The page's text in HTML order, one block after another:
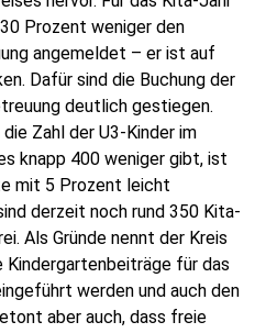
Prozent weniger den
angemeldet – er ist auf
Dafür sind die Buchung der
deutlich gestiegen.
Zahl der U3-Kinder im
knapp 400 weniger gibt, ist
mit 5 Prozent leicht
derzeit noch rund 350 Kita-
Als Gründe nennt der Kreis
Kindergartenbeiträge für das
werden und auch den
aber auch, dass freie